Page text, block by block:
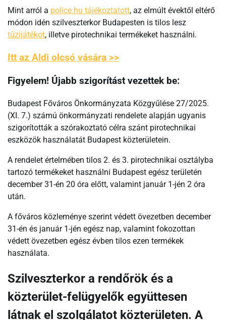
Mint arról a police.hu tájékoztatott, az elmúlt évektől eltérő
módon idén szilveszterkor Budapesten is tilos lesz
tűzijátékot, illetve pirotechnikai termékeket használni.
Itt az Aldi olcsó vására >>
Figyelem! Újabb szigorítást vezettek be:
Budapest Főváros Önkormányzata Közgyűlése 27/2025.
(XI. 7.) számú önkormányzati rendelete alapján ugyanis
szigorították a szórakoztató célra szánt pirotechnikai
eszközök használatát Budapest közterületein.
A rendelet értelmében tilos 2. és 3. pirotechnikai osztályba
tartozó termékeket használni Budapest egész területén
december 31-én 20 óra előtt, valamint január 1-jén 2 óra
után.
A főváros közleménye szerint védett övezetben december
31-én és január 1-jén egész nap, valamint fokozottan
védett övezetben egész évben tilos ezen termékek
használata.
Szilveszterkor a rendőrök és a
közterület-felügyelők együttesen
látnak el szolgálatot közterületen. A